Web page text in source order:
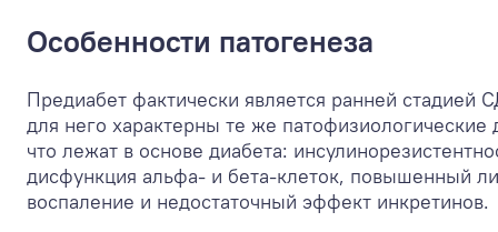
Особенности патогенеза
Предиабет фактически является ранней стадией
для него характерны те же патофизиологические
что лежат в основе диабета:
дисфункция альфа- и бета-клеток, повышенный
воспаление и недостаточный эффект инкретинов.